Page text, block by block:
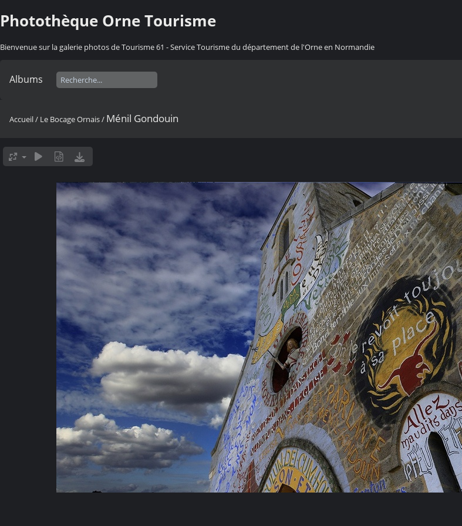
Photothèque Orne Tourisme
Bienvenue sur la galerie photos de Tourisme 61 - Service Tourisme du département de l'Orne en Normandie
Albums
Accueil/ Le Bocage Ornais/ Ménil Gondouin